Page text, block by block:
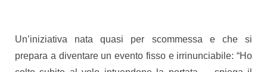
Un’iniziativa nata quasi per scommessa e che si
prepara a diventare un evento fisso e irrinunciabile: “Ho